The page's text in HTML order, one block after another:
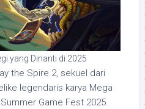
yang Dinanti di 2025
the Spire 2, sekuel dari
legendaris karya Mega
Game Fest 2025.